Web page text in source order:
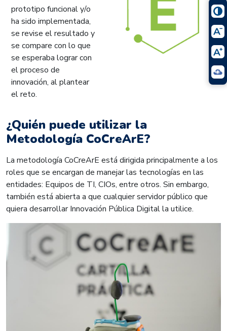
prototipo funcional y/o
ha sido implementada,
se revise el resultado y
se compare con lo que
se esperaba lograr con
el proceso de
innovación, al plantear
el reto.
¿Quién puede utilizar la
Metodología CoCreArE?
La metodología CoCreArE está dirigida principalmente a los
roles que se encargan de manejar las tecnologías en las
entidades: Equipos de TI, CIOs, entre otros. Sin embargo,
también está abierta a que cualquier servidor público que
quiera desarrollar Innovación Pública Digital la utilice.